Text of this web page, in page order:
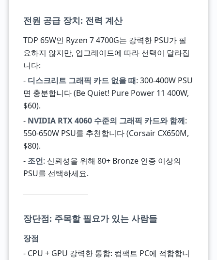
전원 공급 장치: 전력 계산
TDP 65W인 Ryzen 7 4700G는 강력한 PSU가 필
요하지 않지만, 업그레이드에 따라 선택이 달라집
니다:
- 디스크리트 그래픽 카드 없을 때: 300-400W PSU
면 충분합니다 (Be Quiet! Pure Power 11 400W,
$60).
- NVIDIA RTX 4060 수준의 그래픽 카드와 함께:
550-650W PSU를 추천합니다 (Corsair CX650M,
$80).
- 조언: 신뢰성을 위해 80+ Bronze 인증 이상의
PSU를 선택하세요.
장단점: 주목할 필요가 있는 사람들
장점
- CPU + GPU 강력한 통합: 컴팩트 PC에 적합합니